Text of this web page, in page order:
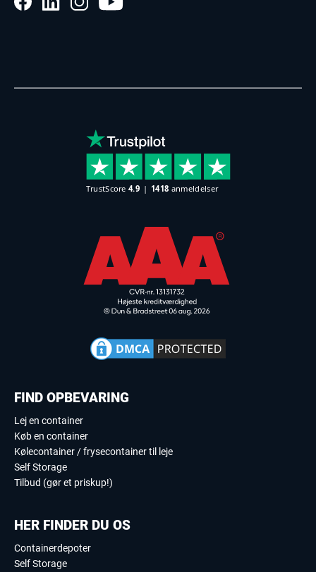
FIND OPBEVARING
Lej en container
Køb en container
Kølecontainer / frysecontainer til leje
Self Storage
Tilbud (gør et priskup!)
HER FINDER DU OS
Containerdepoter
Self Storage